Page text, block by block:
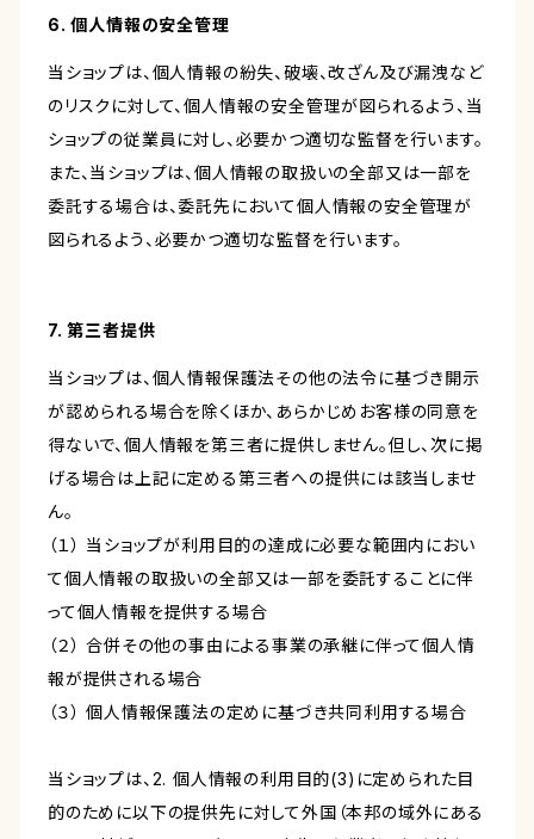
6. 個人情報の安全管理
当ショップは、個人情報の紛失、破壊、改ざん及び漏洩など
のリスクに対して、個人情報の安全管理が図られるよう、当
ショップの従業員に対し、必要かつ適切な監督を行います。
また、当ショップは、個人情報の取扱いの全部又は一部を
委託する場合は、委託先において個人情報の安全管理が
図られるよう、必要かつ適切な監督を行います。
7. 第三者提供
当ショップは、個人情報保護法その他の法令に基づき開示
が認められる場合を除くほか、あらかじめお客様の同意を
得ないで、個人情報を第三者に提供しません。但し、次に掲
げる場合は上記に定める第三者への提供には該当しませ
ん。
（１） 当ショップが利用目的の達成に必要な範囲内におい
て個人情報の取扱いの全部又は一部を委託することに伴
って個人情報を提供する場合
（２） 合併その他の事由による事業の承継に伴って個人情
報が提供される場合
（３） 個人情報保護法の定めに基づき共同利用する場合
当ショップは、2. 個人情報の利用目的(3)に定められた目
的のために以下の提供先に対して外国（本邦の域外にある